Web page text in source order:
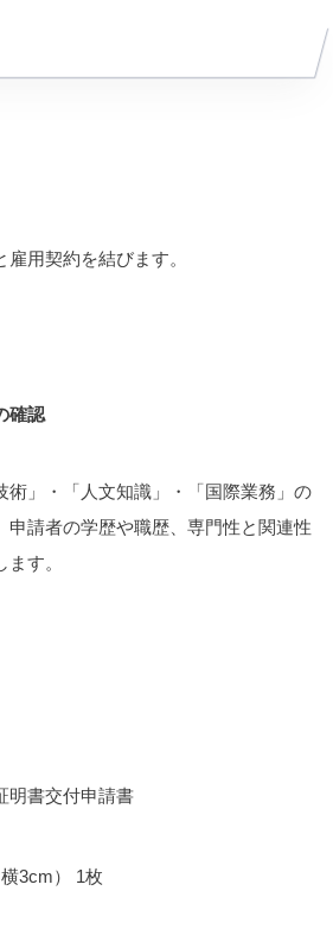
雇用契約を結びます。
確認
術」・「人文知識」・「国際業務」の
申請者の学歴や職歴、専門性と関連性
す。
明書交付申請書
3cm） 1枚